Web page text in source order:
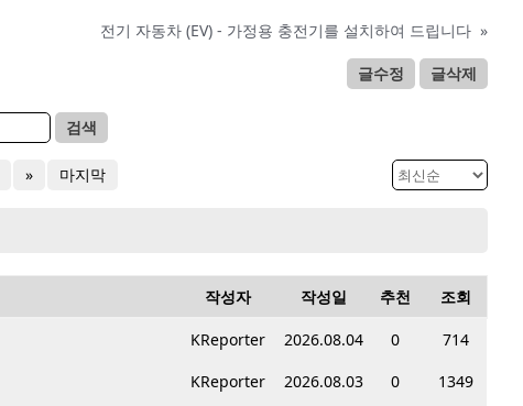
전기 자동차 (EV) - 가정용 충전기를 설치하여 드립니다 »
글수정 글삭제
검색
» 마지막
작성자 작성일 추천 조회
KReporter 2026.08.04 0
714
KReporter 2026.08.03 0
1349